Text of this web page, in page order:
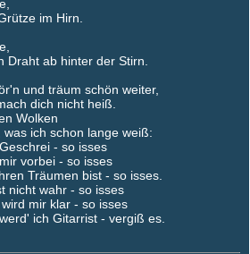
im Hirn.
Draht ab hinter der Stirn.
und träum schön weiter,
dich nicht heiß.
Wolken
ich schon lange weiß:
- so isses
vorbei - so isses
Träumen bist - so isses.
nicht wahr - so isses
mir klar - so isses
ich Gitarrist - vergiß es.